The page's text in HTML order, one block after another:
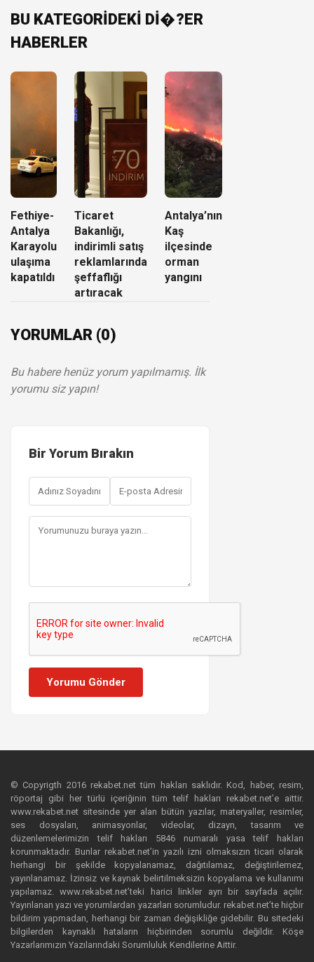
BU KATEGORİDEKİ Dİ�?ER
HABERLER
Fethiye-
Antalya
Karayolu
ulaşıma
kapatıldı
Ticaret
Bakanlığı,
indirimli satış
reklamlarında
şeffaflığı
artıracak
Antalya’nın
Kaş
ilçesinde
orman
yangını
YORUMLAR (0)
Bu habere henüz yorum yapılmamış. İlk
yorumu siz yapın!
Bir Yorum Bırakın
Yorumu Gönder
© Copyrigth 2016 rekabet.net tüm hakları saklıdır. Kod, haber, resim,
röportaj gibi her türlü içeriğinin tüm telif hakları rekabet.net’e aittir.
www.rekabet.net sitesinde yer alan bütün yazılar, materyaller, resimler,
ses dosyaları, animasyonlar, videolar, dizayn, tasarım ve
düzenlemelerimizin telif hakları 5846 numaralı yasa telif hakları
korunmaktadır. Bunlar rekabet.net’in yazılı izni olmaksızın ticari olarak
herhangi bir şekilde kopyalanamaz, dağıtılamaz, değiştirilemez,
yayınlanamaz. İzinsiz ve kaynak belirtilmeksizin kopyalama ve kullanımı
yapılamaz. www.rekabet.net’teki harici linkler ayrı bir sayfada açılır.
Yayınlanan yazı ve yorumlardan yazarları sorumludur. rekabet.net’te hiçbir
bildirim yapmadan, herhangi bir zaman değişikliğe gidebilir. Bu sitedeki
bilgilerden kaynaklı hataların hiçbirinden sorumlu değildir. Köşe
Yazarlarımızın Yazılarındaki Sorumluluk Kendilerine Aittir.